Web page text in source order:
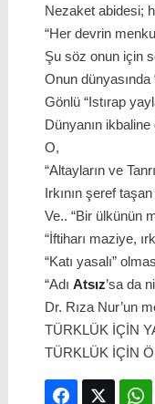
Nezaket abidesi;
“Her devrin
Şu söz onun için
Onun dünyasında
Gönlü “Istırap
Dünyanın
O,
“Altayların ve
Irkının şeref
Ve.. “Bir ülkünün
“İftiharı maziye,
“Katı yasalı”
“Adı Atsız’sa da
Dr. Rıza Nur’un
TÜRKLÜK İÇİN
TÜRKLÜK İÇİN
FacebookTwitter